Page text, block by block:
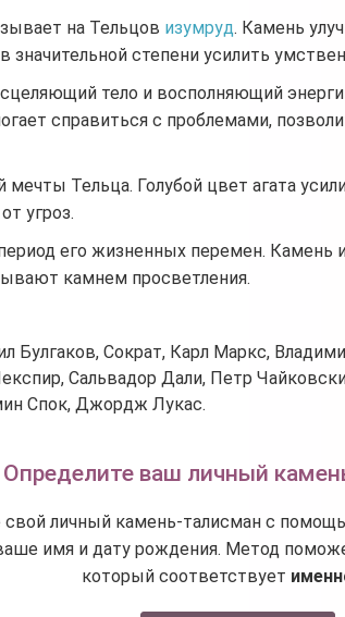
на Тельцов изумруд. Камень
значительной степени усилить
тело и восполняющий
справиться с проблемами,
Тельца. Голубой цвет агата
угроз.
его жизненных перемен. Камень
камнем просветления.
Булгаков, Сократ, Карл Маркс,
Сальвадор Дали, Петр
Спок, Джордж Лукас.
Определите ваш личный
свой личный камень-талисман с
имя и дату рождения. Метод
который соответствует